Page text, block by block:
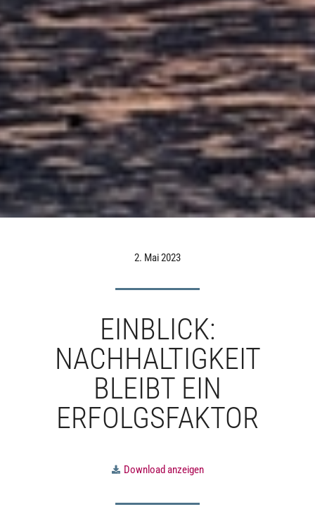
2. Mai 2023
EINBLICK:
NACHHALTIGKEIT
BLEIBT EIN
ERFOLGSFAKTOR
Download anzeigen